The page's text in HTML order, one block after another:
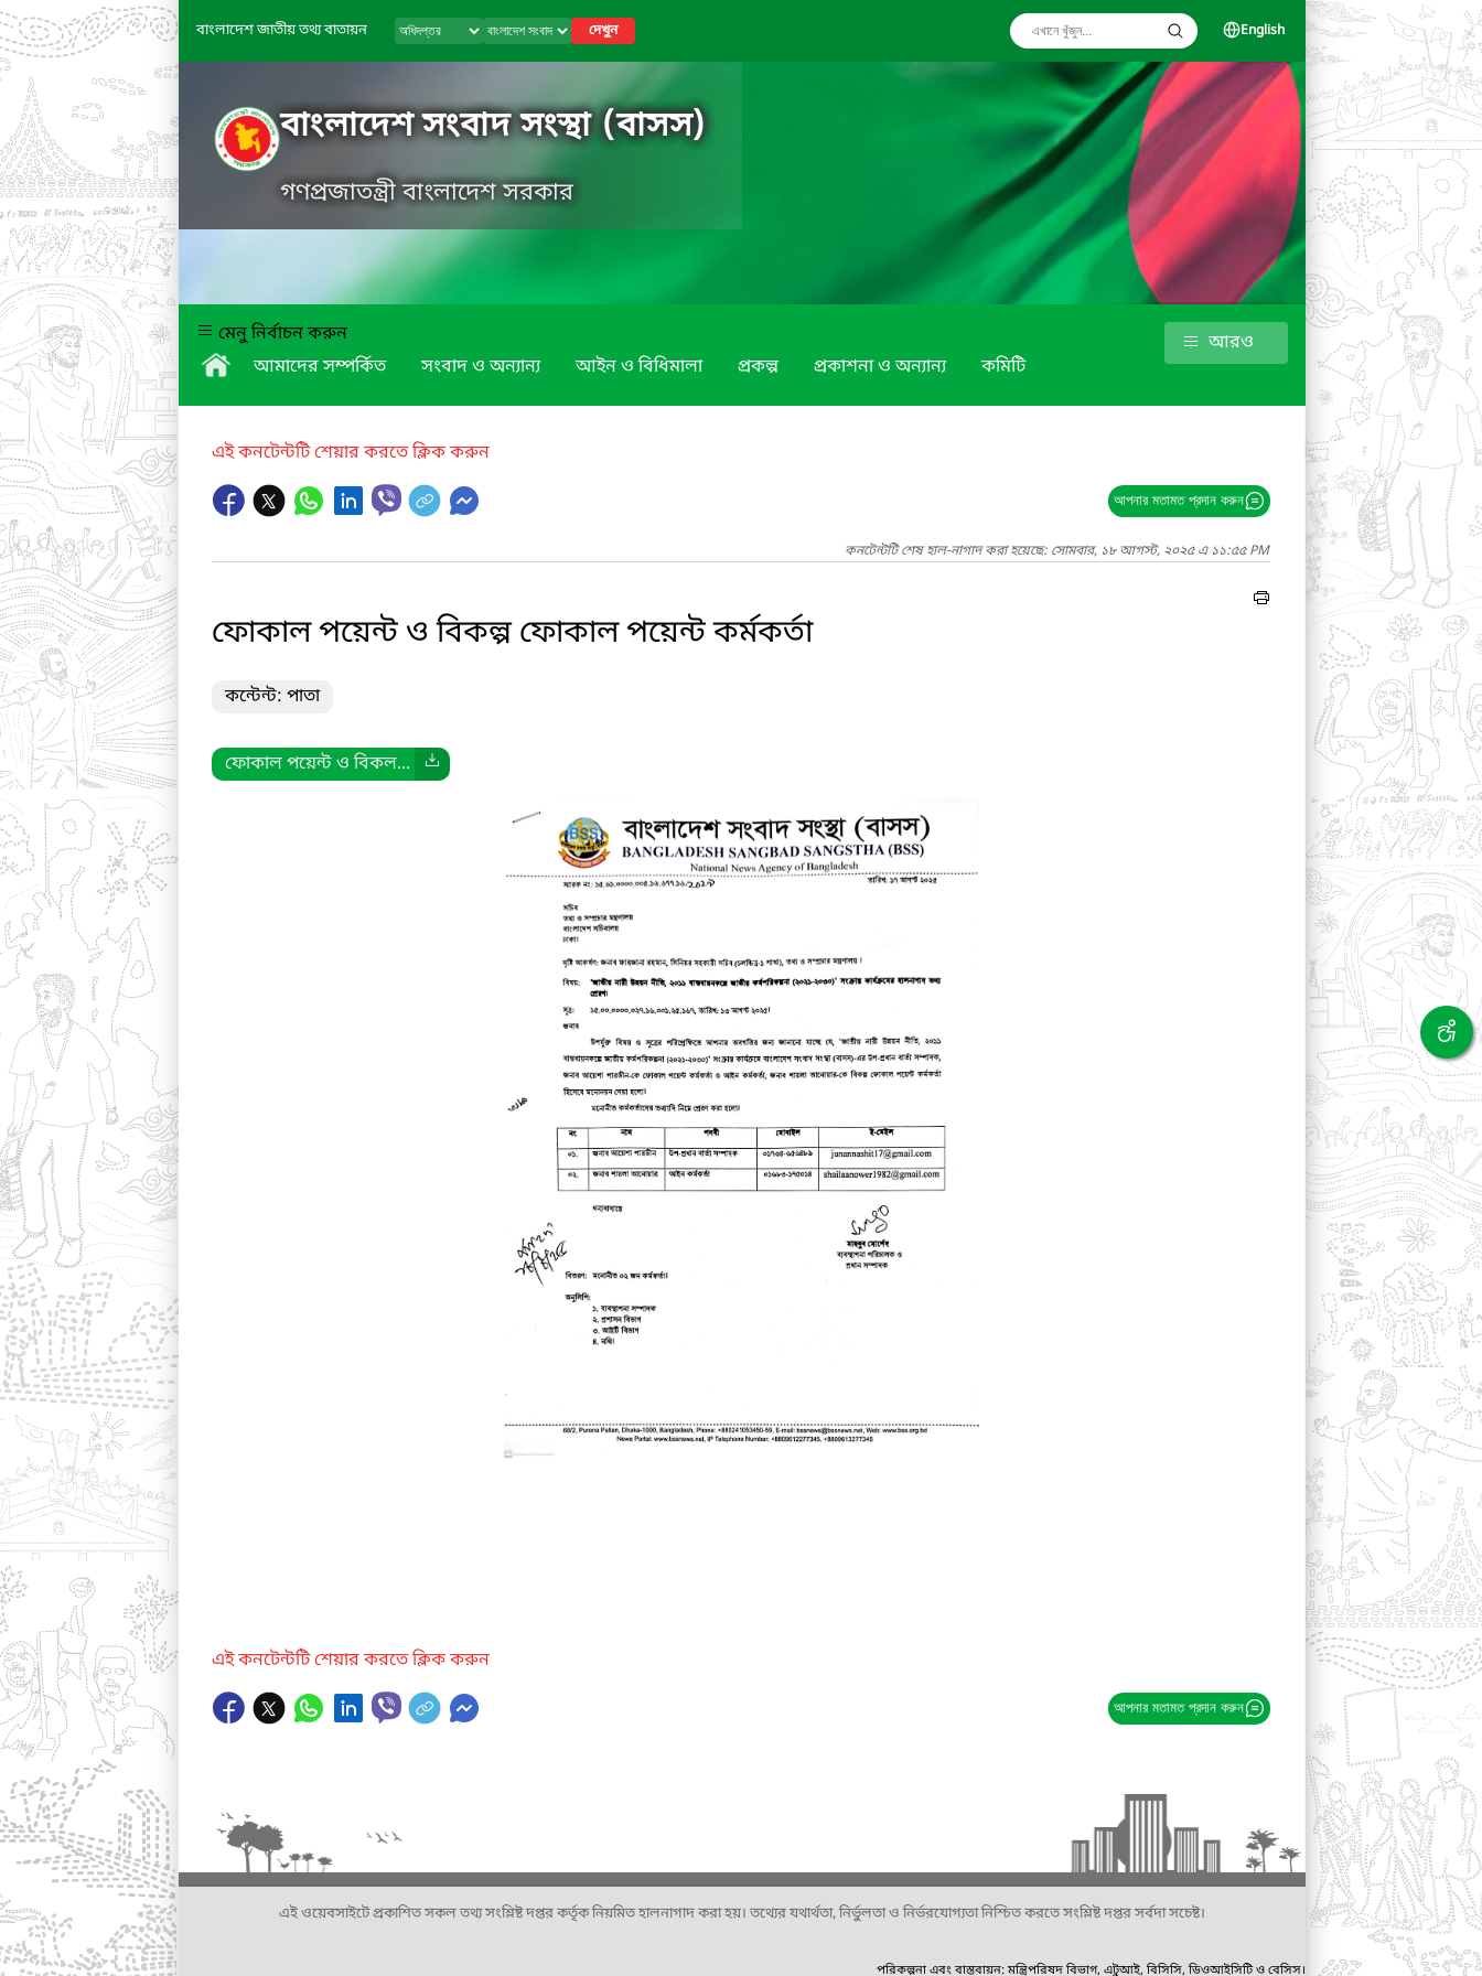
বাংলাদেশ জাতীয় তথ্য বাতায়ন দেখুন English
বাংলাদেশ সংবাদ সংস্থা (বাসস)
গণপ্রজাতন্ত্রী বাংলাদেশ সরকার
মেনু নির্বাচন করুন
আমাদের সম্পর্কিত
সংবাদ ও অন্যান্য আইন ও বিধিমালা প্রকল্প প্রকাশনা ও অন্যান্য কমিটি
আরও
এই কনটেন্টটি শেয়ার করতে ক্লিক করুন
আপনার মতামত প্রদান করুন
কনটেন্টটি শেষ হাল-নাগাদ করা হয়েছে: সোমবার, ১৮ আগস্ট, ২০২৫ এ ১১:৫৫ PM
ফোকাল পয়েন্ট ও বিকল্প ফোকাল পয়েন্ট কর্মকর্তা
কন্টেন্ট: পাতা
ফোকাল পয়েন্ট ও বিকল...
এই কনটেন্টটি শেয়ার করতে ক্লিক করুন
আপনার মতামত প্রদান করুন
এই ওয়েবসাইটে প্রকাশিত সকল তথ্য সংশ্লিষ্ট দপ্তর কর্তৃক নিয়মিত হালনাগাদ করা হয়। তথ্যের যথার্থতা, নির্ভুলতা ও নির্ভরযোগ্যতা নিশ্চিত করতে সংশ্লিষ্ট দপ্তর সর্বদা সচেষ্ট।
পরিকল্পনা এবং বাস্তবায়ন: মন্ত্রিপরিষদ বিভাগ, এটুআই, বিসিসি, ডিওআইসিটি ও বেসিস।